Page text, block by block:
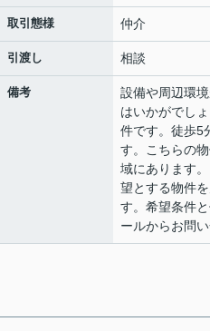
取引態様 仲介
引渡し 相談
備考
設備や周辺環
はいかがでし
件です。徒歩5
す。こちらの
域にあります
望とする物件
す。希望条件
ールからお問